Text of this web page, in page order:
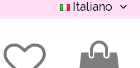
Italiano